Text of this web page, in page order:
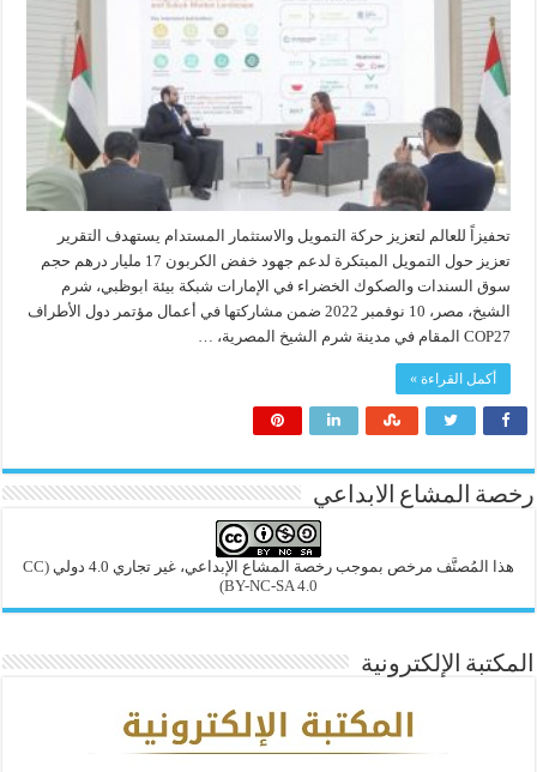
تحفيزاً للعالم لتعزيز حركة التمويل والاستثمار المستدام يستهدف التقرير
تعزيز حول التمويل المبتكرة لدعم جهود خفض الكربون 17 مليار درهم حجم
سوق السندات والصكوك الخضراء في الإمارات شبكة بيئة ابوظبي، شرم
الشيخ، مصر، 10 نوفمبر 2022 ضمن مشاركتها في أعمال مؤتمر دول الأطراف
COP27 المقام في مدينة شرم الشيخ المصرية، …
أكمل القراءة »
رخصة المشاع الابداعي
هذا المُصنَّف مرخص بموجب رخصة المشاع الإبداعي، غير تجاري 4.0 دولي
(CC
BY-NC-SA 4.0)
المكتبة الإلكترونية